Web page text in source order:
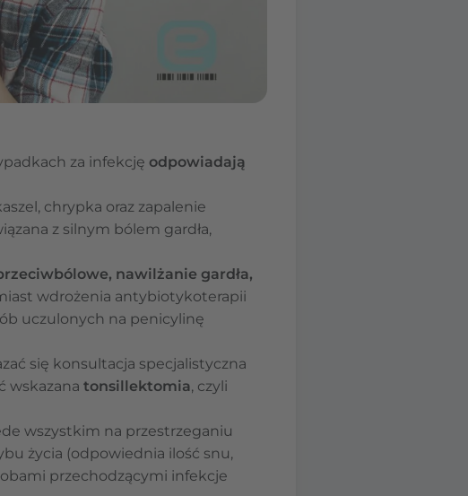
za infekcję odpowiadają
chrypka oraz zapalenie
z silnym bólem gardła,
nawilżanie gardła,
wdrożenia antybiotykoterapii
uczulonych na penicylinę
się konsultacja specjalistyczna
wskazana tonsillektomia, czyli
wszystkim na przestrzeganiu
życia (odpowiednia ilość snu,
przechodzącymi infekcje